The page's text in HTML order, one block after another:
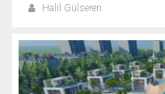
Halil Gülseren